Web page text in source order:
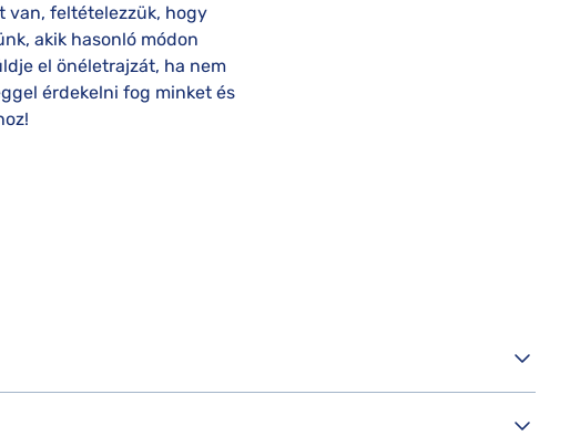
van, feltételezzük, hogy
akik hasonló módon
el önéletrajzát, ha nem
érdekelni fog minket és